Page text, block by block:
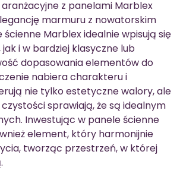
z panelami Marblex
marmuru z nowatorskim
Marblex idealnie wpisują się
i w bardziej klasyczne lub
dopasowania elementów do
nabiera charakteru i
nie tylko estetyczne walory, ale
sprawiają, że są idealnym
Inwestując w panele ścienne
element, który harmonijnie
tworząc przestrzeń, w której